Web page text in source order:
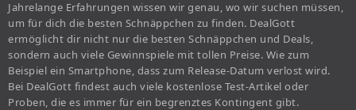
Jahrelange Erfahrungen wissen wir genau, wo wir suchen müssen,
um für dich die besten Schnäppchen zu finden. DealGott
ermöglicht dir nicht nur die besten Schnäppchen und Deals,
sondern auch viele Gewinnspiele mit tollen Preise. Wie zum
Beispiel ein Smartphone, dass zum Release-Datum verlost wird.
Bei DealGott findest auch viele kostenlose Test-Artikel oder
Proben, die es immer für ein begrenztes Kontingent gibt.